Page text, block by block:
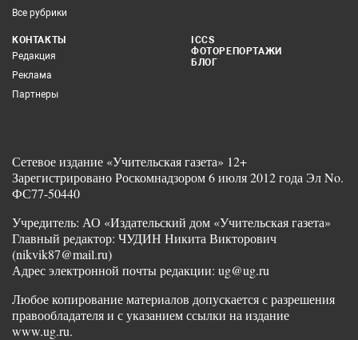
Все рубрики
КОНТАКТЫ
Редакция
Реклама
Партнеры
ICCS
ФОТОРЕПОРТАЖИ
БЛОГ
Сетевое издание «Учительская газета» 12+
Зарегистрировано Роскомнадзором 6 июля 2012 года Эл No.
ФС77-50440
Учредитель: АО «Издательский дом «Учительская газета»
Главный редактор: ЧУДИН Никита Викторович
(nikvik87@mail.ru)
Адрес электронной почты редакции: ug@ug.ru
Любое копирование материалов допускается с разрешения
правообладателя и с указанием ссылки на издание
www.ug.ru.